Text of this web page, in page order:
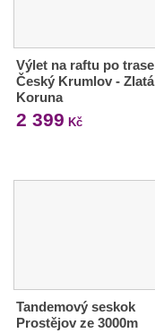
Výlet na raftu po trase
Český Krumlov - Zlatá
Koruna
2 399 Kč
Tandemový seskok
Prostějov ze 3000m